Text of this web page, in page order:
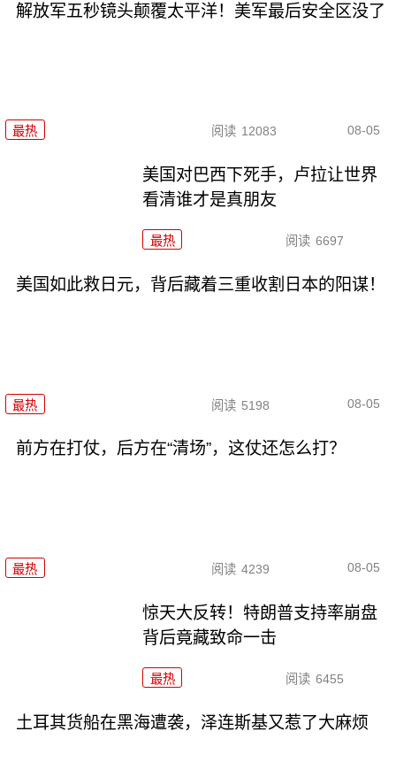
解放军五秒镜头颠覆太平洋！美军最后安全区没了
最热 阅读 12083 08-05
美国对巴西下死手，卢拉让世界
看清谁才是真朋友
最热 阅读 6697
美国如此救日元，背后藏着三重收割日本的阳谋！
最热 阅读 5198 08-05
前方在打仗，后方在“清场”，这仗还怎么打？
最热 阅读 4239 08-05
惊天大反转！特朗普支持率崩盘
背后竟藏致命一击
最热 阅读 6455
土耳其货船在黑海遭袭，泽连斯基又惹了大麻烦